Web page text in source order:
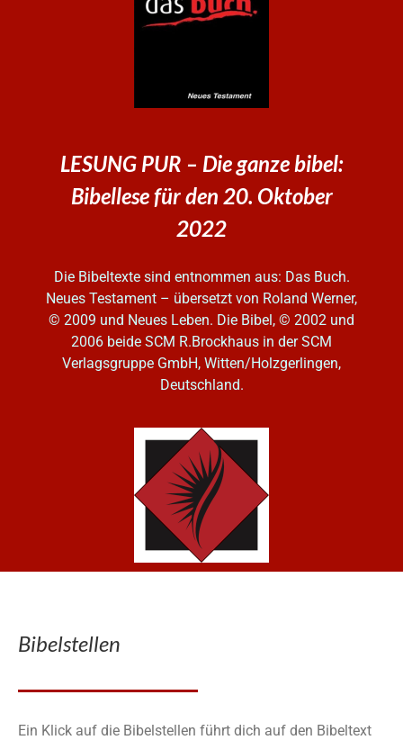
LESUNG PUR – Die ganze bibel:
Bibellese für den 20. Oktober
2022
Die Bibeltexte sind entnommen aus: Das Buch.
Neues Testament – übersetzt von Roland Werner,
© 2009 und Neues Leben. Die Bibel, © 2002 und
2006 beide SCM R.Brockhaus in der SCM
Verlagsgruppe GmbH, Witten/Holzgerlingen,
Deutschland.
Bibelstellen
Ein Klick auf die Bibelstellen führt dich auf den Bibeltext